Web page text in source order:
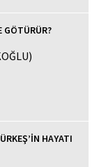
GÖTÜRÜR?
HAYATI